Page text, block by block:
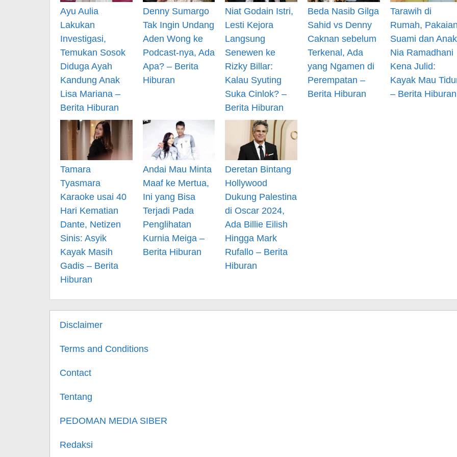
Ayu Aulia
Lakukan
Investigasi,
Temukan Sosok
Diduga Ayah
Kandung Anak
Lisa Mariana –
Berita Hiburan
Denny Sumargo
Tak Ingin Undang
Aden Wong ke
Podcast-nya, Ada
Apa? – Berita
Hiburan
Niat Godain Istri,
Lesti Kejora
Langsung
Senewen ke
Rizky Billar:
Kalau Syuting
Suka Cinlok? –
Berita Hiburan
Beda Nasib Gilga
Sahid vs Denny
Caknan sebelum
Terkenal, Ada
yang Ngamen di
Perempatan –
Berita Hiburan
Tarawih di
Rumah,
Suami dan Anak
Nia Ramadhani
Kena Julid:
Kayak Mau
– Berita Hiburan
Tamara
Tyasmara
Karaoke usai 40
Hari Kematian
Dante, Netizen
Sinis: Asyik
Kayak Masih
Gadis – Berita
Hiburan
Andai Mau Minta
Maaf ke Mertua,
Ini yang Bisa
Terjadi Pada
Penglihatan
Kurnia Meiga –
Berita Hiburan
Deretan Bintang
Hollywood
Dukung Palestina
di Oscar 2024,
Ada Billie Eilish
Hingga Mark
Rufallo – Berita
Hiburan
Disclaimer
Terms and Conditions
Contact
Tentang
PEDOMAN MEDIA SIBER
Redaksi